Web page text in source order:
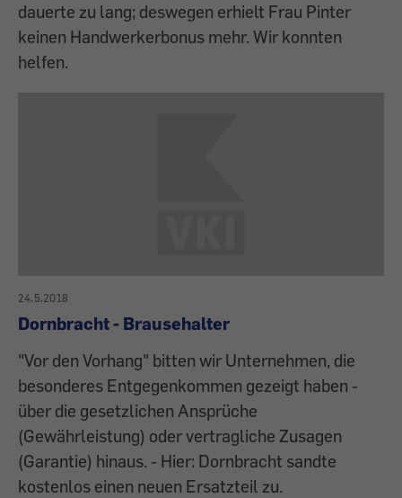
dauerte zu lang; deswegen erhielt Frau Pinter
keinen Handwerkerbonus mehr. Wir konnten
helfen.
24.5.2018
Dornbracht - Brausehalter
"Vor den Vorhang" bitten wir Unternehmen, die
besonderes Entgegenkommen gezeigt haben -
über die gesetzlichen Ansprüche
(Gewährleistung) oder vertragliche Zusagen
(Garantie) hinaus. - Hier: Dornbracht sandte
kostenlos einen neuen Ersatzteil zu.